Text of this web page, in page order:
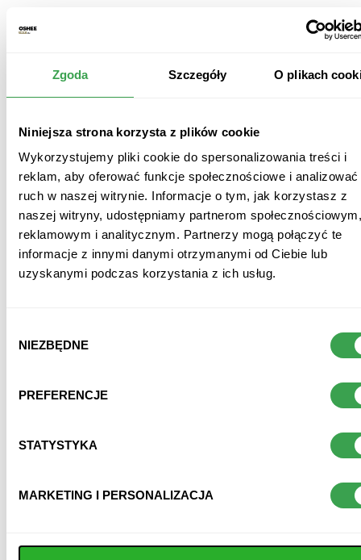
Zgoda Szczegóły O plikach
Niniejsza strona korzysta z plików cookie
Wykorzystujemy pliki cookie do spersonalizowania treści i
reklam, aby oferować funkcje społecznościowe i analizować
ruch w naszej witrynie. Informacje o tym, jak korzystasz z
naszej witryny, udostępniamy partnerom społecznościowym,
reklamowym i analitycznym. Partnerzy mogą połączyć te
informacje z innymi danymi otrzymanymi od Ciebie lub
uzyskanymi podczas korzystania z ich usług.
zgody
NIEZBĘDNE
PREFERENCJE
STATYSTYKA
MARKETING I PERSONALIZACJA
Pojemność: 26400 ml Pojemność: 26400 ml
producent:
oshee
dostępność: